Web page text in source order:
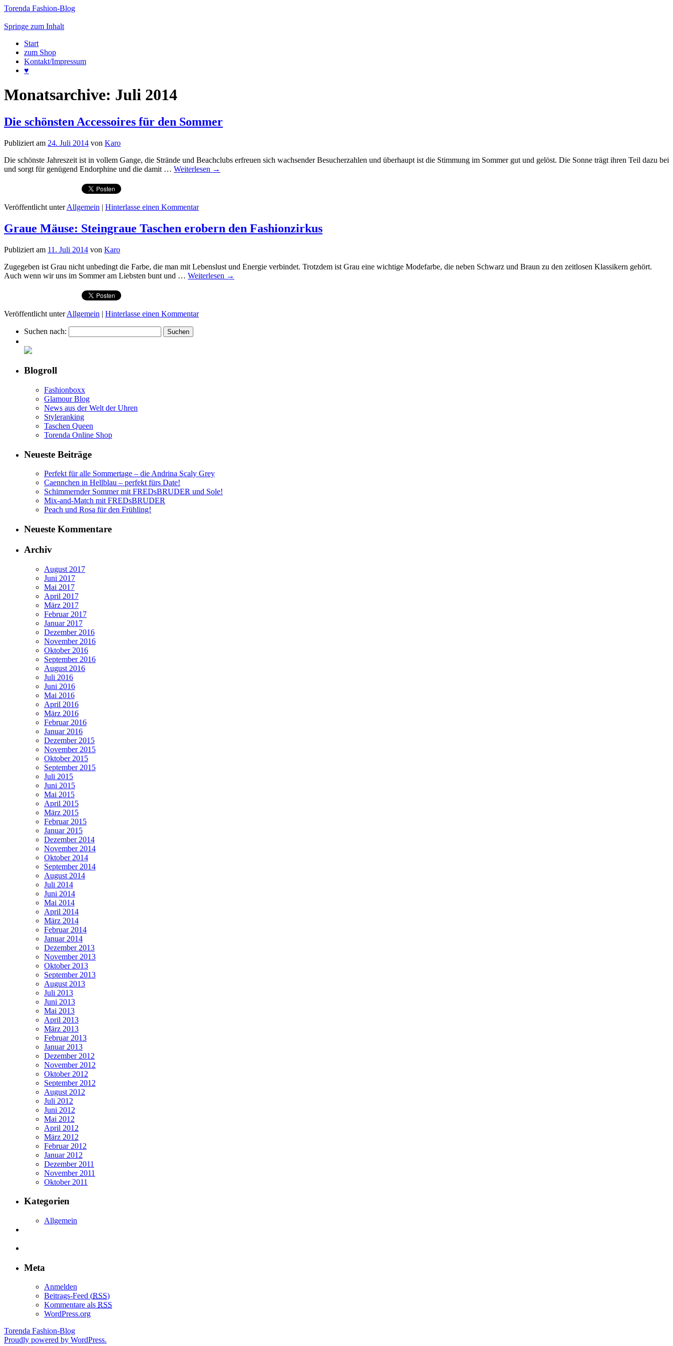
Torenda Fashion-Blog
Springe zum Inhalt
Start
zum Shop
Kontakt/Impressum
♥
Monatsarchive: Juli 2014
Die schönsten Accessoires für den Sommer
Publiziert am 24. Juli 2014 von Karo
Die schönste Jahreszeit ist in vollem Gange, die Strände und Beachclubs erfreuen sich wachsender Besucherzahlen und überhaupt ist die Stimmung im Sommer gut und gelöst. Die Sonne trägt ihren Teil dazu bei
und sorgt für genügend Endorphine und die damit … Weiterlesen →
Veröffentlicht unter Allgemein | Hinterlasse einen Kommentar
Graue Mäuse: Steingraue Taschen erobern den Fashionzirkus
Publiziert am 11. Juli 2014 von Karo
Zugegeben ist Grau nicht unbedingt die Farbe, die man mit Lebenslust und Energie verbindet. Trotzdem ist Grau eine wichtige Modefarbe, die neben Schwarz und Braun zu den zeitlosen Klassikern gehört.
Auch wenn wir uns im Sommer am Liebsten bunt und … Weiterlesen →
Veröffentlicht unter Allgemein | Hinterlasse einen Kommentar
Suchen nach:
Blogroll
Fashionboxx
Glamour Blog
News aus der Welt der Uhren
Styleranking
Taschen Queen
Torenda Online Shop
Neueste Beiträge
Perfekt für alle Sommertage – die Andrina Scaly Grey
Caennchen in Hellblau – perfekt fürs Date!
Schimmernder Sommer mit FREDsBRUDER und Sole!
Mix-and-Match mit FREDsBRUDER
Peach und Rosa für den Frühling!
Neueste Kommentare
Archiv
August 2017
Juni 2017
Mai 2017
April 2017
März 2017
Februar 2017
Januar 2017
Dezember 2016
November 2016
Oktober 2016
September 2016
August 2016
Juli 2016
Juni 2016
Mai 2016
April 2016
März 2016
Februar 2016
Januar 2016
Dezember 2015
November 2015
Oktober 2015
September 2015
Juli 2015
Juni 2015
Mai 2015
April 2015
März 2015
Februar 2015
Januar 2015
Dezember 2014
November 2014
Oktober 2014
September 2014
August 2014
Juli 2014
Juni 2014
Mai 2014
April 2014
März 2014
Februar 2014
Januar 2014
Dezember 2013
November 2013
Oktober 2013
September 2013
August 2013
Juli 2013
Juni 2013
Mai 2013
April 2013
März 2013
Februar 2013
Januar 2013
Dezember 2012
November 2012
Oktober 2012
September 2012
August 2012
Juli 2012
Juni 2012
Mai 2012
April 2012
März 2012
Februar 2012
Januar 2012
Dezember 2011
November 2011
Oktober 2011
Kategorien
Allgemein
Meta
Anmelden
Beitrags-Feed (RSS)
Kommentare als RSS
WordPress.org
Torenda Fashion-Blog
Proudly powered by WordPress.